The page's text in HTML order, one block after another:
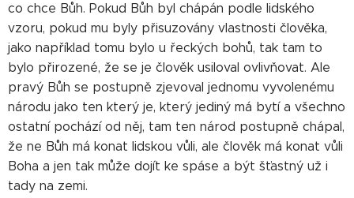
co chce Bůh. Pokud Bůh byl chápán podle lidského
vzoru, pokud mu byly přisuzovány vlastnosti člověka,
jako například tomu bylo u řeckých bohů, tak tam to
bylo přirozené, že se je člověk usiloval ovlivňovat. Ale
pravý Bůh se postupně zjevoval jednomu vyvolenému
národu jako ten který je, který jediný má bytí a všechno
ostatní pochází od něj, tam ten národ postupně chápal,
že ne Bůh má konat lidskou vůli, ale člověk má konat vůli
Boha a jen tak může dojít ke spáse a být šťastný už i
tady na zemi.